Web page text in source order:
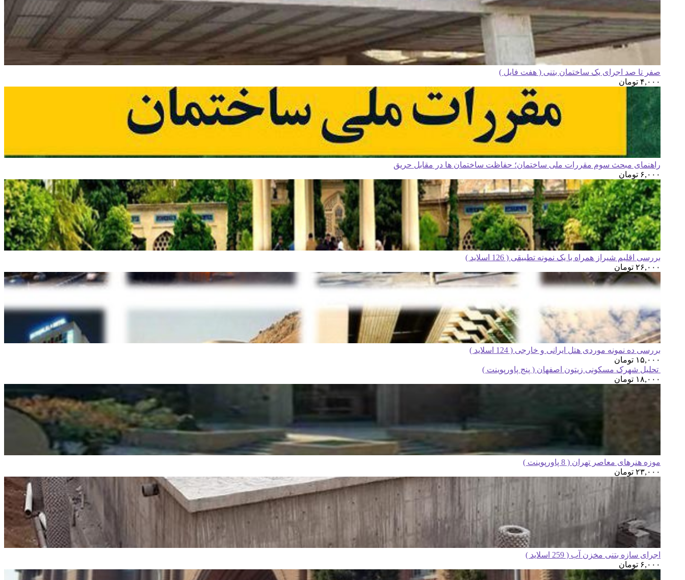
صفر تا صد اجرای یک ساختمان بتنی ( هفت فایل )
۴,۰۰۰ تومان
راهنمای مبحث سوم مقررات ملی ساختمان؛ حفاظت ساختمان ها در مقابل حریق
۶,۰۰۰ تومان
بررسی اقلیم شیراز همراه با یک نمونه تطبیقی ( 126 اسلاید )
۲۶,۰۰۰ تومان
بررسی ده نمونه موردی هتل ایرانی و خارجی ( 124 اسلاید )
۱۵,۰۰۰ تومان
تحلیل شهرک مسکونی زیتون اصفهان ( پنج پاورپوینت )
۱۸,۰۰۰ تومان
موزه هنرهای معاصر تهران ( 8 پاورپوینت )
۲۳,۰۰۰ تومان
اجرای سازه بتنی مخزن آب ( 259 اسلاید )
۶,۰۰۰ تومان